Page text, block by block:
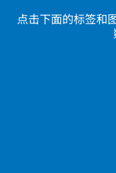
点击下面的标签和